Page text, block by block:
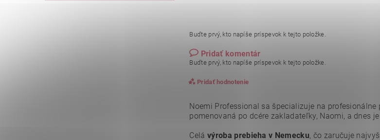
Buďte prvý, kto napíše príspevok k tejto položke.
Pridať komentár
Buďte prvý, kto napíše príspevok k tejto položke.
Pridať hodnotenie
Noemi Professional sa špecializuje na profesionálne
pomenovaná po dcére zakladateľky, Naomi, a dnes
Celávýroba prebieha v Nemecku, čo zaručuje